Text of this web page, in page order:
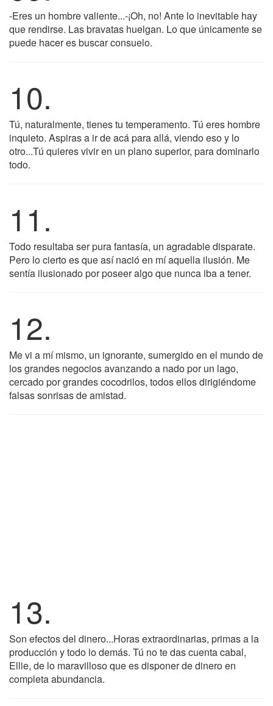
-Eres un hombre valiente...-¡Oh, no! Ante lo inevitable hay
que rendirse. Las bravatas huelgan. Lo que únicamente se
puede hacer es buscar consuelo.
10.
Tú, naturalmente, tienes tu temperamento. Tú eres hombre
inquieto. Aspiras a ir de acá para allá, viendo eso y lo
otro...Tú quieres vivir en un plano superior, para dominarlo
todo.
11.
Todo resultaba ser pura fantasía, un agradable disparate.
Pero lo cierto es que así nació en mí aquella ilusión. Me
sentía ilusionado por poseer algo que nunca iba a tener.
12.
Me vi a mí mismo, un ignorante, sumergido en el mundo de
los grandes negocios avanzando a nado por un lago,
cercado por grandes cocodrilos, todos ellos dirigiéndome
falsas sonrisas de amistad.
13.
Son efectos del dinero...Horas extraordinarias, primas a la
producción y todo lo demás. Tú no te das cuenta cabal,
Ellie, de lo maravilloso que es disponer de dinero en
completa abundancia.